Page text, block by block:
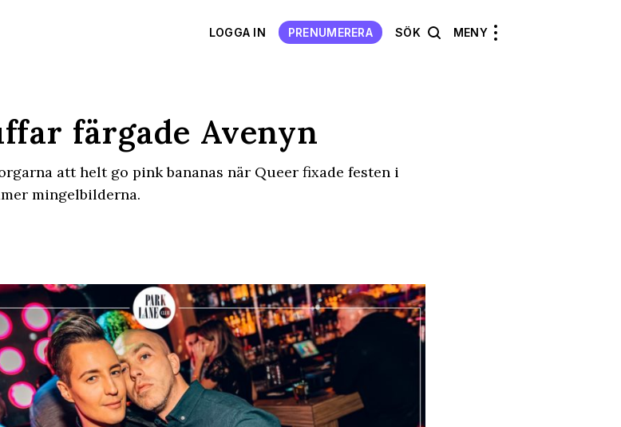
LOGGA IN PRENUMERERA SÖK MENY
färgade Avenyn
att helt go pink bananas när Queer fixade festen i
mingelbilderna.